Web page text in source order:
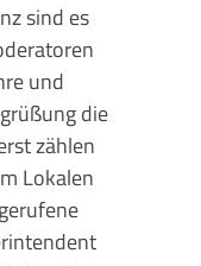
sind es
und
die
zählen
Lokalen